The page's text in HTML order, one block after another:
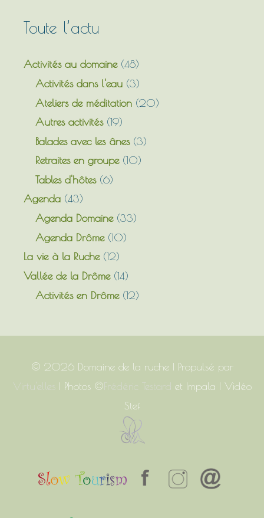
Toute l’actu
Activités au domaine(48)
Activités dans l'eau (3)
Ateliers de méditation (20)
Autres activités(19)
Balades avec les ânes(3)
Retraites en groupe(10)
Tables d'hôtes(6)
Agenda (43)
Agenda Domaine(33)
Agenda Drôme(10)
La vie à la Ruche(12)
Vallée de la Drôme(14)
Activités en Drôme(12)
© 2026 Domaine de la ruche| Propulsé par
Virtu'elles| Photos ©Frédéric Testard et Impala | Vidéo
Stef